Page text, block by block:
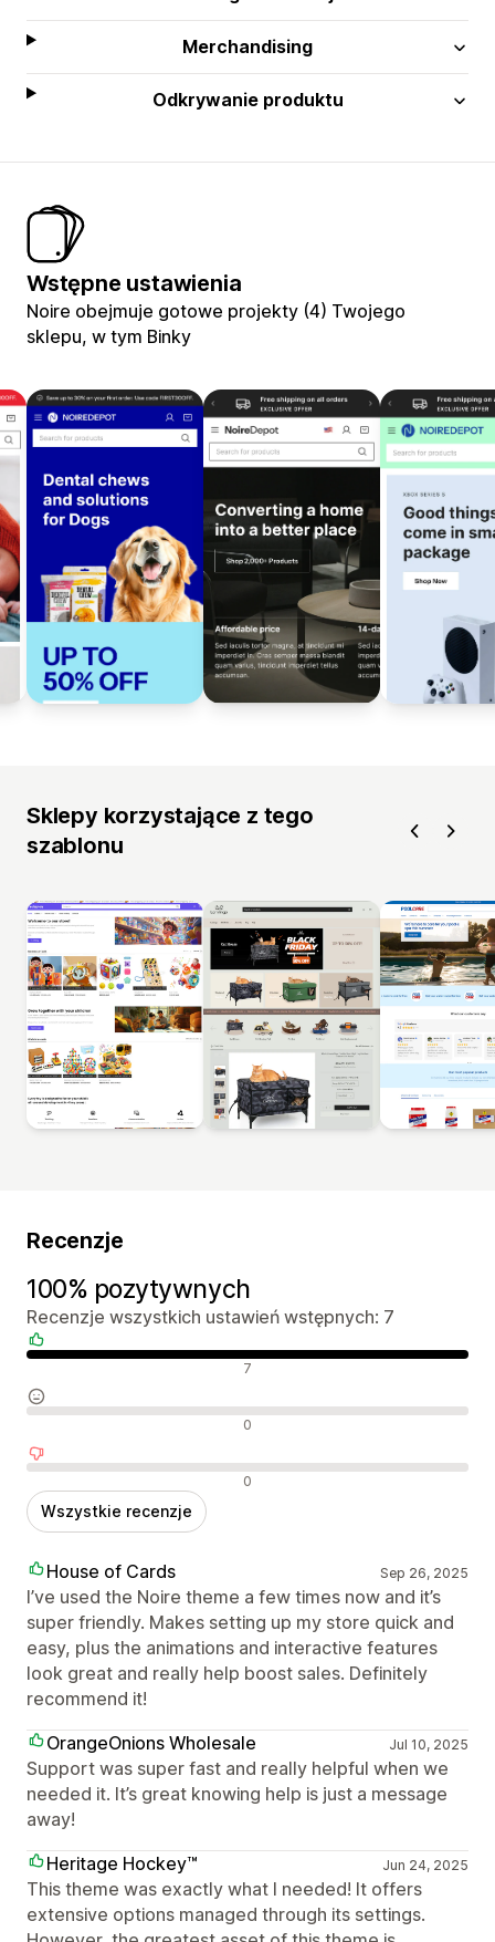
Merchandising
Odkrywanie produktu
Wstępne ustawienia
Noire obejmuje gotowe projekty (4) Twojego
sklepu, w tym Binky
Sklepy korzystające z tego
szablonu
Recenzje
100% pozytywnych
Recenzje wszystkich ustawień wstępnych: 7
Pozytywne recenzje 7
Neutralne recenzje 0
Negatywne recenzje 0
Wszystkie recenzje
House of Cards Sep 26, 2025
I’ve used the Noire theme a few times now and it’s
super friendly. Makes setting up my store quick and
easy, plus the animations and interactive features
look great and really help boost sales. Definitely
recommend it!
OrangeOnions Wholesale
Jul 10, 2025
Support was super fast and really helpful when we
needed it. It’s great knowing help is just a message
away!
Heritage Hockey™
Jun 24, 2025
This theme was exactly what I needed! It offers
extensive options managed through its settings.